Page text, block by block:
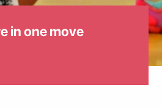
in one move